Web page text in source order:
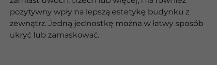
pozytywny wpły na lepszą estetykę budynku z
zewnątrz. Jedną jednostkę można w łatwy sposób
ukryć lub zamaskować.